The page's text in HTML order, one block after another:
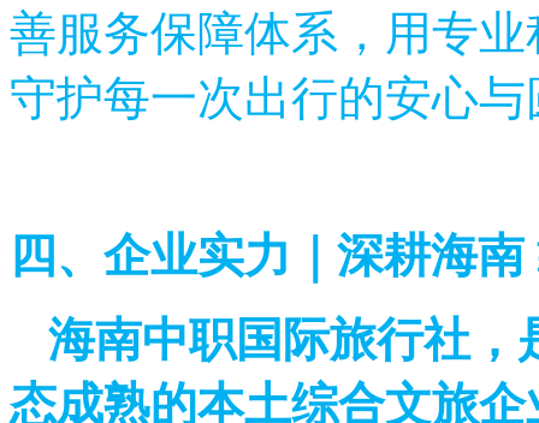
善服务保障体系，用专
守护每一次出行的安心与
四、企业实力｜深耕海
海南中职国际旅行社，
态成熟的本土综合文旅企